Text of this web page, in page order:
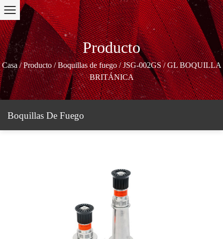
Producto
Casa/Producto/Boquillas de fuego/JSG-002GS / GL BOQUILLA
BRITÁNICA
Boquillas De Fuego